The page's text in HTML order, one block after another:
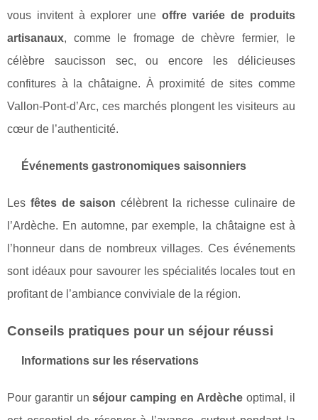
vous invitent à explorer uneoffre variée de produits
artisanaux, comme le fromage de chèvre fermier, le
célèbre saucisson sec, ou encore les délicieuses
confitures à la châtaigne. À proximité de sites comme
Vallon-Pont-d’Arc, ces marchés plongent les visiteurs au
cœur de l’authenticité.
Événements gastronomiques saisonniers
Les fêtes de saison célèbrent la richesse culinaire de
l’Ardèche. En automne, par exemple, la châtaigne est à
l’honneur dans de nombreux villages. Ces événements
sont idéaux pour savourer les spécialités locales tout en
profitant de l’ambiance conviviale de la région.
Conseils pratiques pour un séjour réussi
Informations sur les réservations
Pour garantir unséjour camping en Ardècheoptimal, il